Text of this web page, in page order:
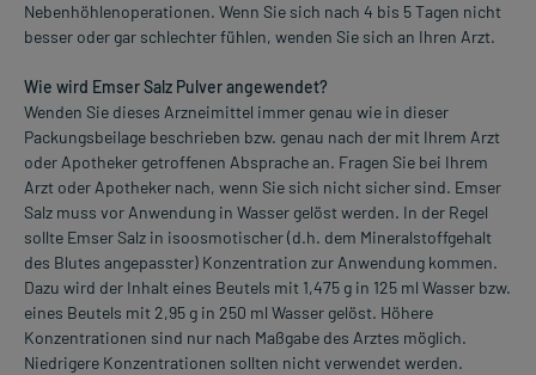
Nebenhöhlenoperationen. Wenn Sie sich nach 4 bis 5 Tagen nicht
besser oder gar schlechter fühlen, wenden Sie sich an Ihren Arzt.
Wie wird Emser Salz Pulver angewendet?
Wenden Sie dieses Arzneimittel immer genau wie in dieser
Packungsbeilage beschrieben bzw. genau nach der mit Ihrem Arzt
oder Apotheker getroffenen Absprache an. Fragen Sie bei Ihrem
Arzt oder Apotheker nach, wenn Sie sich nicht sicher sind. Emser
Salz muss vor Anwendung in Wasser gelöst werden. In der Regel
sollte Emser Salz in isoosmotischer (d.h. dem Mineralstoffgehalt
des Blutes angepasster) Konzentration zur Anwendung kommen.
Dazu wird der Inhalt eines Beutels mit 1,475 g in 125 ml Wasser bzw.
eines Beutels mit 2,95 g in 250 ml Wasser gelöst. Höhere
Konzentrationen sind nur nach Maßgabe des Arztes möglich.
Niedrigere Konzentrationen sollten nicht verwendet werden.